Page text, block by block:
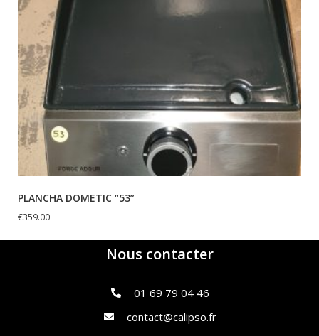
PLANCHA DOMETIC “53”
€359.00
Nous contacter
01 69 79 04 46
contact@calipso.fr